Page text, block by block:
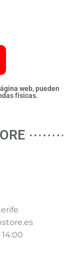
web, pueden
físicas.